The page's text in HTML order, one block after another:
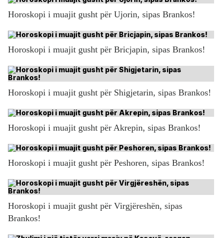
Horoskopi i muajit gusht për Ujorin, sipas Brankos!
Horoskopi i muajit gusht për Bricjapin, sipas Brankos!
Horoskopi i muajit gusht për Shigjetarin, sipas Brankos!
Horoskopi i muajit gusht për Akrepin, sipas Brankos!
Horoskopi i muajit gusht për Peshoren, sipas Brankos!
Horoskopi i muajit gusht për Virgjëreshën, sipas
Brankos!